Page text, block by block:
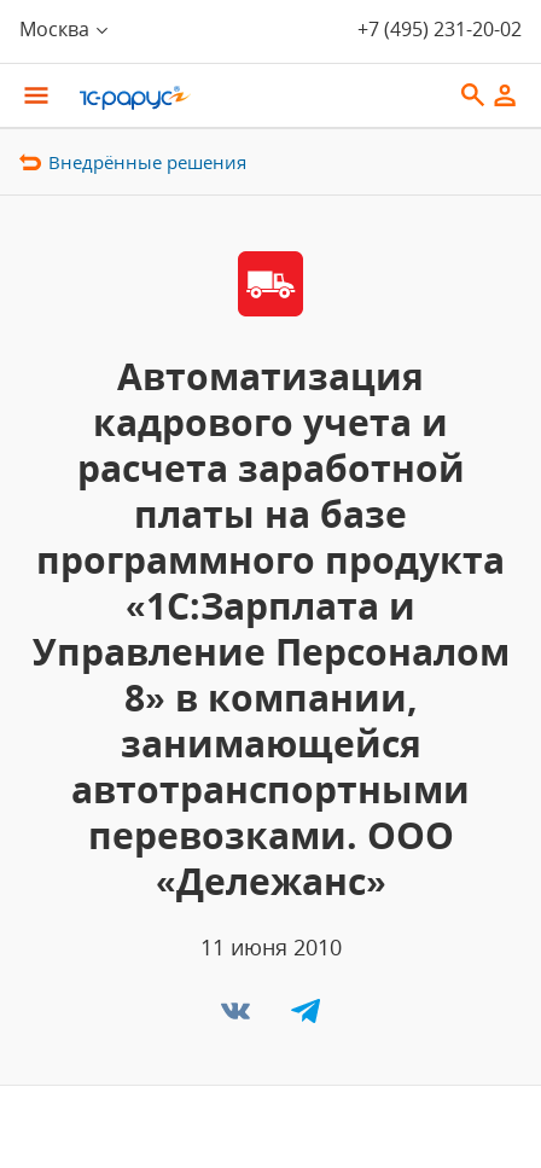
Москва +7 (495) 231-20-02
Внедрённые решения
Автоматизация
кадрового учета и
расчета заработной
платы на базе
программного продукта
«1С:Зарплата и
Управление Персоналом
8» в компании,
занимающейся
автотранспортными
перевозками. ООО
«Дележанс»
11 июня 2010